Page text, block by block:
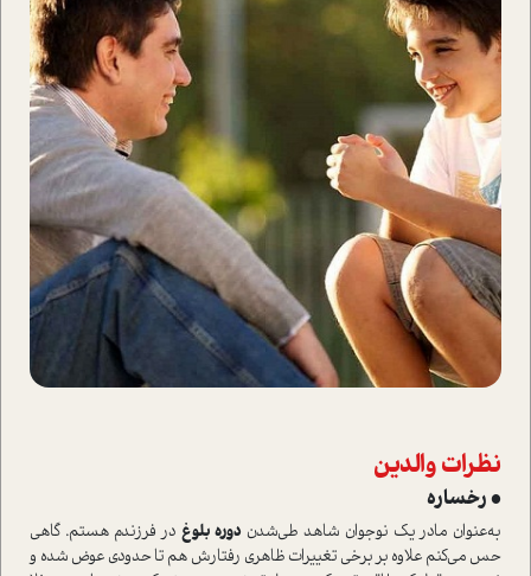
نظرات والدین
• رخساره
به‌عنوان مادر یک نوجوان شاهد طی‌شدن دوره بلوغ در فرزندم هستم. گاهی
حس می‌کنم علاوه بر برخی تغییرات ظاهری رفتارش هم تا حدودی عوض شده و